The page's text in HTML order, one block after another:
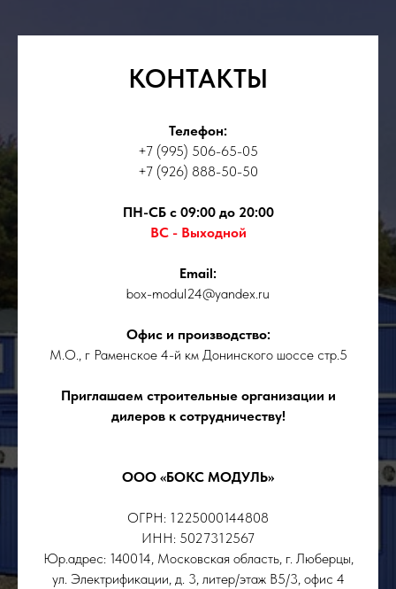
КОНТАКТЫ
Телефон:
+7 (995) 506-65-05
+7 (926) 888-50-50
ПН-СБ с 09:00 до 20:00
ВС - Выходной
Email:
box-modul24@yandex.ru
Офис и производство:
М.О., г Раменское 4-й км Донинского шоссе стр.5
Приглашаем строительные организации и
дилеров к сотрудничеству!
ООО «БОКС МОДУЛЬ»
ОГРН: 1225000144808
ИНН: 5027312567
Юр.адрес: 140014, Московская область, г. Люберцы,
ул. Электрификации, д. 3, литер/этаж В5/3, офис 4